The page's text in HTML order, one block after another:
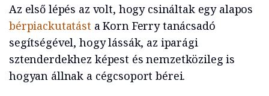
Az első lépés az volt, hogy csináltak egy alapos
bérpiackutatásta Korn Ferry tanácsadó
segítségével, hogy lássák, az iparági
sztenderdekhez képest és nemzetközileg is
hogyan állnak a cégcsoport bérei.